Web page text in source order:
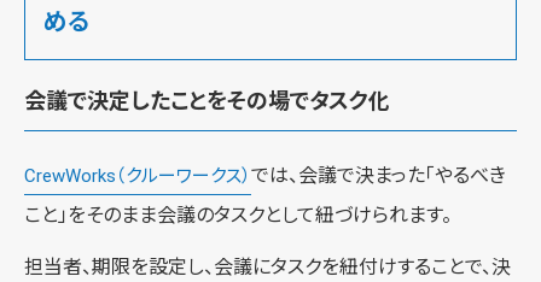
める
会議で決定したことをその場でタスク化
CrewWorks（クルーワークス） では、会議で決まった「やるべき
こと」をそのまま会議のタスクとして紐づけられます。
担当者、期限を設定し、会議にタスクを紐付けすることで、決